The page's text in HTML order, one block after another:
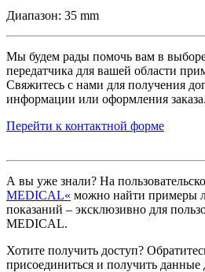
Диапазон: 35 mm
Мы будем рады помочь вам в
передатчика для вашей области
Свяжитесь с нами для получения
информации или оформления заказа.
Перейти к контактной форме
А вы уже знали? На
MEDICAL« можно найти примеры
показаний – эксклюзивно для
MEDICAL.
Хотите получить доступ?
присоединиться и получить данные